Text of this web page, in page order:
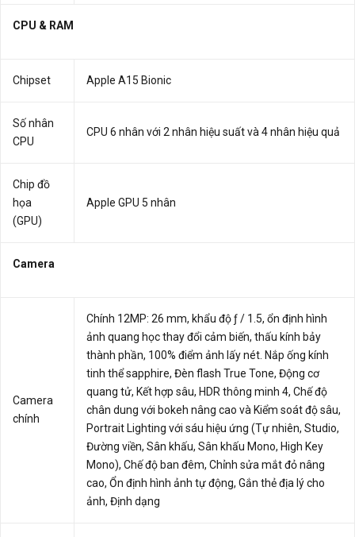
CPU & RAM
Chipset Apple A15 Bionic
Số nhân
CPU
CPU 6 nhân với 2 nhân hiệu suất và 4 nhân hiệu quả
Chip đồ
họa
(GPU)
Apple GPU 5 nhân
Camera
Camera
chính
Chính 12MP: 26 mm, khẩu độ ƒ / 1.5, ổn định hình
ảnh quang học thay đổi cảm biến, thấu kính bảy
thành phần, 100% điểm ảnh lấy nét. Nắp ống kính
tinh thể sapphire, Đèn flash True Tone, Động cơ
quang tử, Kết hợp sâu, HDR thông minh 4, Chế độ
chân dung với bokeh nâng cao và Kiểm soát độ sâu,
Portrait Lighting với sáu hiệu ứng (Tự nhiên, Studio,
Đường viền, Sân khấu, Sân khấu Mono, High Key
Mono), Chế độ ban đêm, Chỉnh sửa mắt đỏ nâng
cao, Ổn định hình ảnh tự động, Gắn thẻ địa lý cho
ảnh, Định dạng